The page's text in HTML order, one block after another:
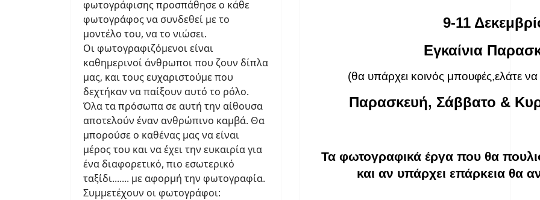
φωτογράφισης προσπάθησε ο κάθε
φωτογράφος να συνδεθεί με το
μοντέλο του, να το νιώσει.
Οι φωτογραφιζόμενοι είναι
καθημερινοί άνθρωποι που ζουν δίπλα
μας, και τους ευχαριστούμε που
δεχτήκαν να παίξουν αυτό το ρόλο.
Όλα τα πρόσωπα σε αυτή την αίθουσα
αποτελούν έναν ανθρώπινο καμβά. Θα
μπορούσε ο καθένας μας να είναι
μέρος του και να έχει την ευκαιρία για
ένα διαφορετικό, πιο εσωτερικό
ταξίδι....... με αφορμή την φωτογραφία.
Συμμετέχουν οι φωτογράφοι:
9-11
Εγκαίνια
(θα υπάρχει κοινός μπουφές,ελάτε
Παρασκευή, Σάββατο &
Τα φωτογραφικά έργα που θα
και αν υπάρχει επάρκεια θα